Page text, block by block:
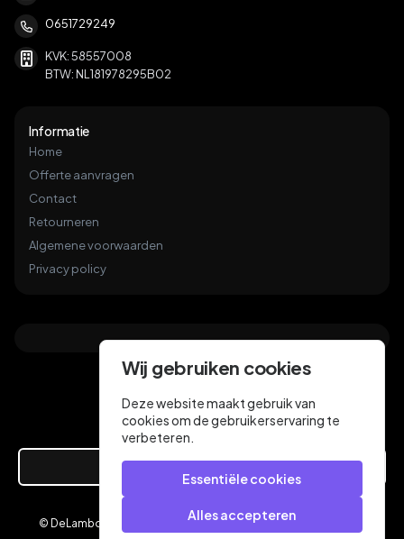
0651729249
KVK: 58557008
BTW: NL181978295B02
Informatie
Home
Offerte aanvragen
Contact
Retourneren
Algemene voorwaarden
Privacy policy
Hier de overeenkomst ontbinden
© DeLamboyVloeren.nl 2026 een webshop van
Wij gebruiken cookies
Deze website maakt gebruik van
cookies om de gebruikerservaring te
verbeteren.
Essentiële cookies
Alles accepteren